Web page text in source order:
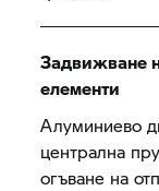
Задвижване
елементи
Алуминиево
централна
огъване на